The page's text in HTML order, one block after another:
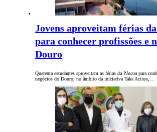
Jovens aproveitam férias da
para conhecer profissões e
Douro
Quarenta estudantes aproveitam as férias da Páscoa para
negócios do Douro, no âmbito da iniciativa Take Action,…